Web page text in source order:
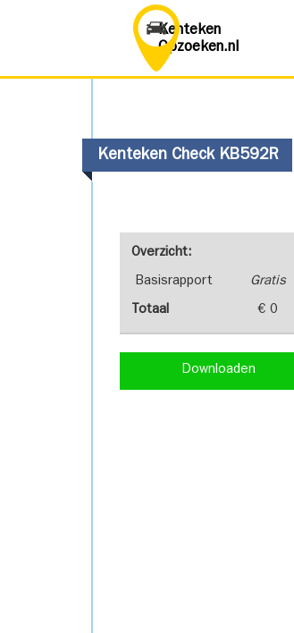
Kenteken
Opzoeken.nl
Kenteken Check KB592R
Overzicht:
Basisrapport Gratis
Totaal € 0
Downloaden